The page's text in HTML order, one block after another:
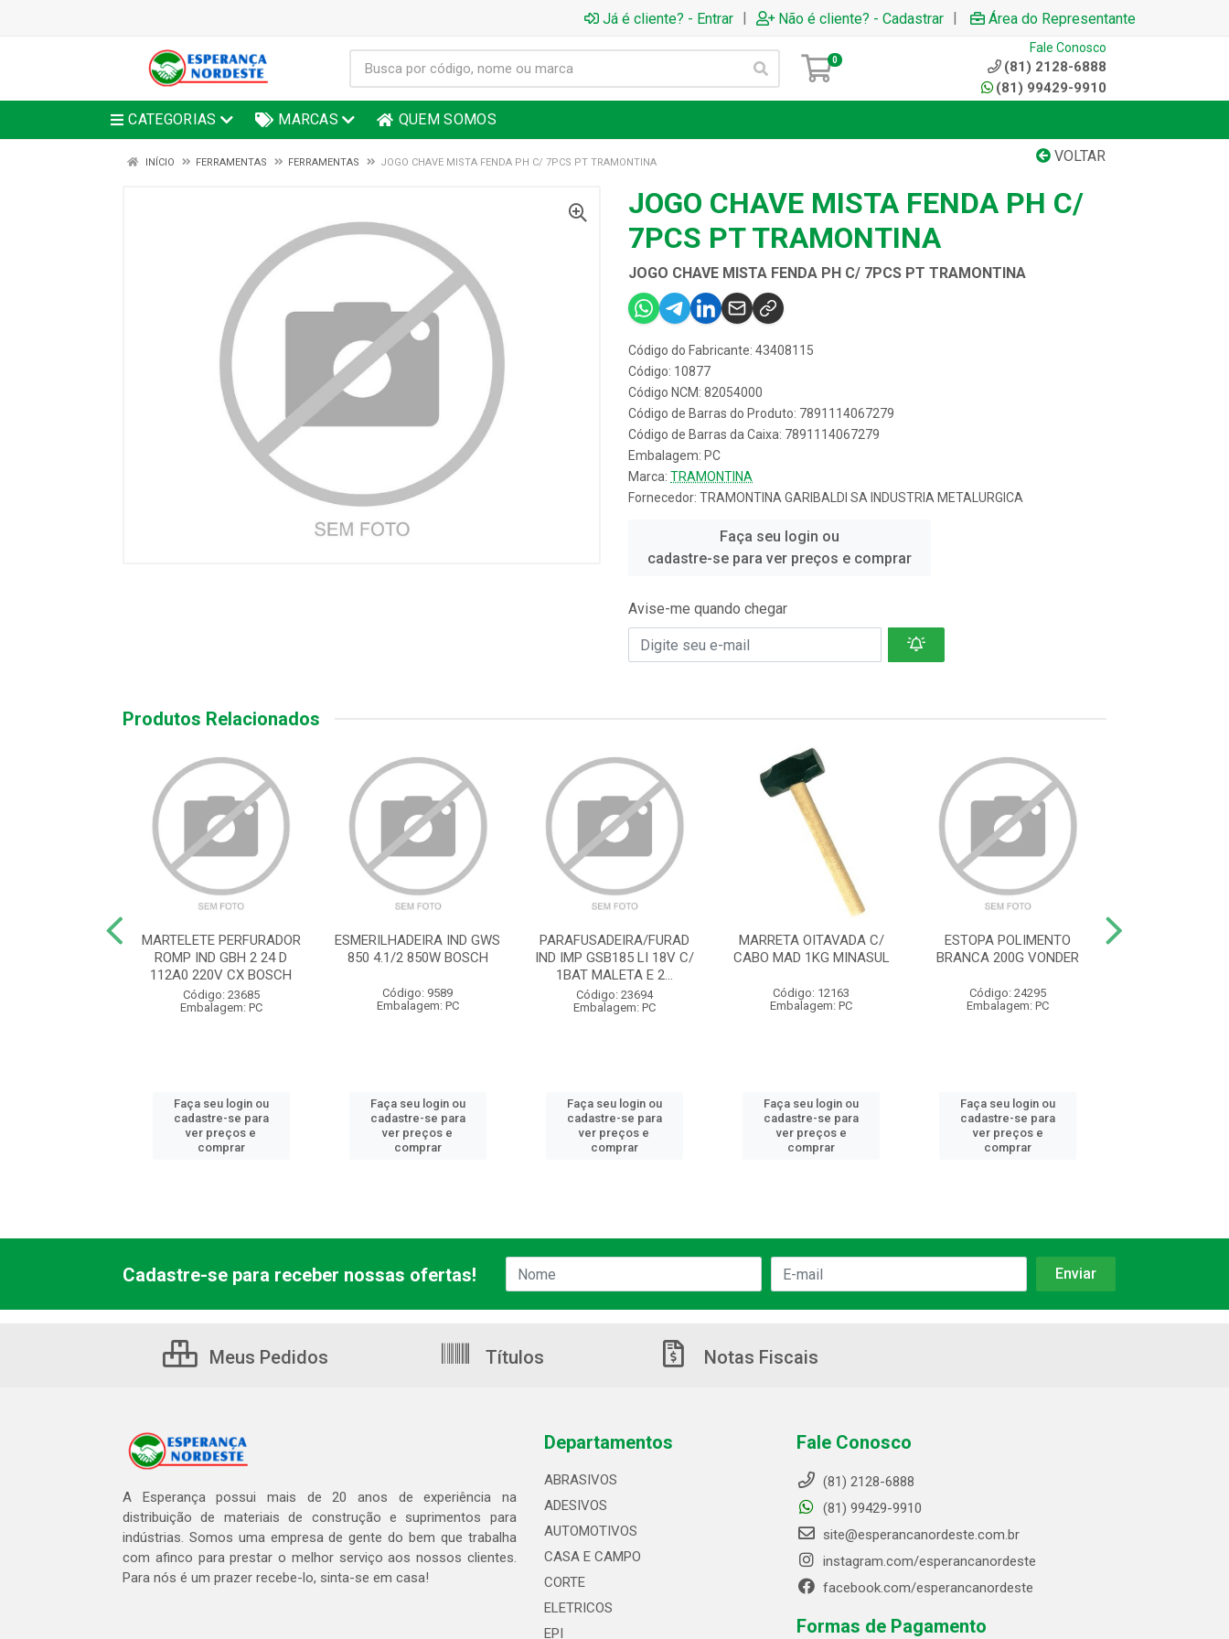
Já é cliente? - Entrar | Não é cliente? - Cadastrar | Área do Representante
0
Fale Conosco
(81) 2128-6888
(81) 99429-9910
CATEGORIAS MARCAS QUEM SOMOS
VOLTAR
INÍCIO FERRAMENTAS FERRAMENTAS JOGO CHAVE MISTA FENDA PH C/ 7PCS PT TRAMONTINA
JOGO CHAVE MISTA FENDA PH C/
7PCS PT TRAMONTINA
JOGO CHAVE MISTA FENDA PH C/ 7PCS PT TRAMONTINA
Código do Fabricante: 43408115
Código: 10877
Código NCM: 82054000
Código de Barras do Produto: 7891114067279
Código de Barras da Caixa: 7891114067279
Embalagem: PC
Marca: TRAMONTINA
Fornecedor: TRAMONTINA GARIBALDI SA INDUSTRIA METALURGICA
Faça seu login ou
cadastre-se para ver preços e comprar
Avise-me quando chegar
Produtos Relacionados
MARTELETE PERFURADOR
ROMP IND GBH 2 24 D
112A0 220V CX BOSCH
Código: 23685
Embalagem: PC
Faça seu login ou
cadastre-se para
ver preços e
comprar
ESMERILHADEIRA IND GWS
850 4.1/2 850W BOSCH
Código: 9589
Embalagem: PC
Faça seu login ou
cadastre-se para
ver preços e
comprar
PARAFUSADEIRA/FURAD
IND IMP GSB185 LI 18V C/
1BAT MALETA E 2...
Código: 23694
Embalagem: PC
Faça seu login ou
cadastre-se para
ver preços e
comprar
MARRETA OITAVADA C/
CABO MAD 1KG MINASUL
Código: 12163
Embalagem: PC
Faça seu login ou
cadastre-se para
ver preços e
comprar
ESTOPA POLIMENTO
BRANCA 200G VONDER
Código: 24295
Embalagem: PC
Faça seu login ou
cadastre-se para
ver preços e
comprar
Cadastre-se para receber nossas ofertas!
Meus Pedidos Títulos Notas Fiscais
A Esperança possui mais de 20 anos de experiência na
distribuição de materiais de construção e suprimentos para
indústrias. Somos uma empresa de gente do bem que trabalha
com afinco para prestar o melhor serviço aos nossos clientes.
Para nós é um prazer recebe-lo, sinta-se em casa!
Departamentos
ABRASIVOS
ADESIVOS
AUTOMOTIVOS
CASA E CAMPO
CORTE
ELETRICOS
EPI
Fale Conosco
(81) 2128-6888
(81) 99429-9910
site@esperancanordeste.com.br
instagram.com/esperancanordeste
facebook.com/esperancanordeste
Formas de Pagamento